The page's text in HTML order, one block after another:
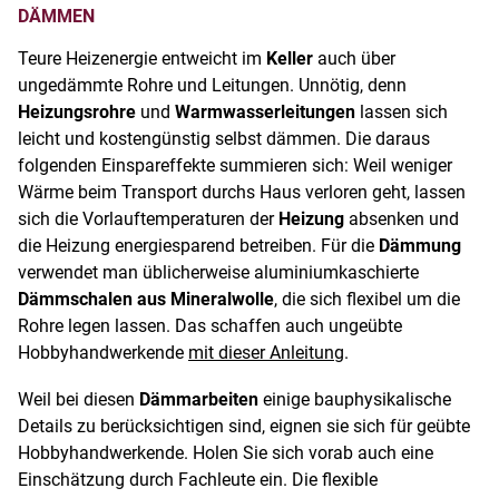
DÄMMEN
Teure Heizenergie entweicht im Keller auch über
ungedämmte Rohre und Leitungen. Unnötig, denn
Heizungsrohre und Warmwasserleitungen lassen sich
leicht und kostengünstig selbst dämmen. Die daraus
folgenden Einspareffekte summieren sich: Weil weniger
Wärme beim Transport durchs Haus verloren geht, lassen
sich die Vorlauftemperaturen der Heizung absenken und
die Heizung energiesparend betreiben. Für die Dämmung
verwendet man üblicherweise aluminiumkaschierte
Dämmschalen aus Mineralwolle, die sich flexibel um die
Rohre legen lassen. Das schaffen auch ungeübte
Hobbyhandwerkende mit dieser Anleitung.
Weil bei diesen Dämmarbeiten einige bauphysikalische
Details zu berücksichtigen sind, eignen sie sich für geübte
Hobbyhandwerkende. Holen Sie sich vorab auch eine
Einschätzung durch Fachleute ein. Die flexible